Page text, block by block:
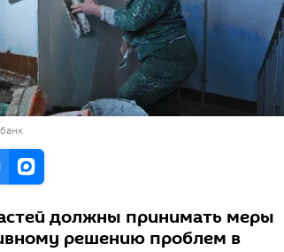
должны принимать меры
решению проблем в